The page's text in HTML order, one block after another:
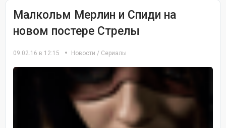
Малкольм Мерлин и Спиди на
новом постере Стрелы
09.02.16 в 12:15 Новости / Сериалы